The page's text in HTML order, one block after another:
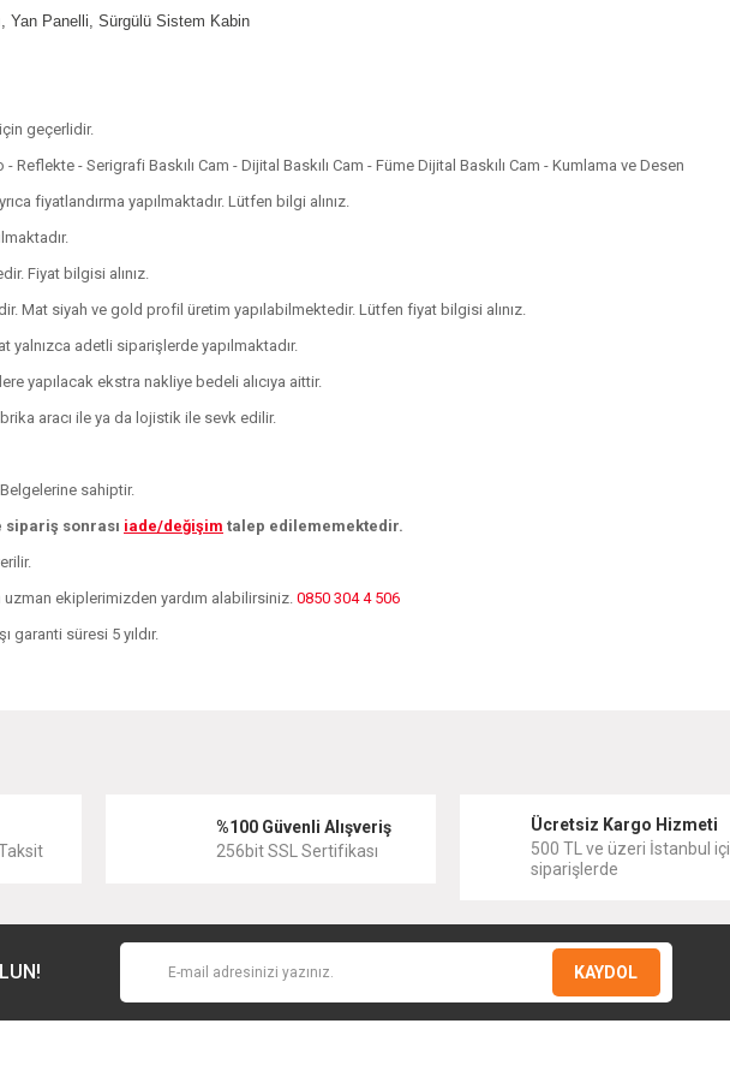
Yan Panelli, Sürgülü Sistem Kabin
geçerlidir.
- Reflekte - Serigrafi Baskılı Cam - Dijital Baskılı Cam - Füme Dijital Baskılı Cam - Kumlama ve Desen
fiyatlandırma yapılmaktadır. Lütfen bilgi alınız.
Fiyat bilgisi alınız.
Mat siyah ve gold profil üretim yapılabilmektedir. Lütfen fiyat bilgisi alınız.
yalnızca adetli siparişlerde yapılmaktadır.
yapılacak ekstra nakliye bedeli alıcıya aittir.
aracı ile ya da lojistik ile sevk edilir.
sahiptir.
sonrası iade/değişim talep edilememektedir.
uzman ekiplerimizden yardım alabilirsiniz. 0850 304 4 506
garanti süresi 5 yıldır.
veya görüntülenemiyor.
pahalı.
%100 Güvenli Alışveriş
256bit SSL Sertifikası
Ücretsiz Kargo Hizmeti
500 TL ve üzeri İstanbul içi
siparişlerde
KAYDOL